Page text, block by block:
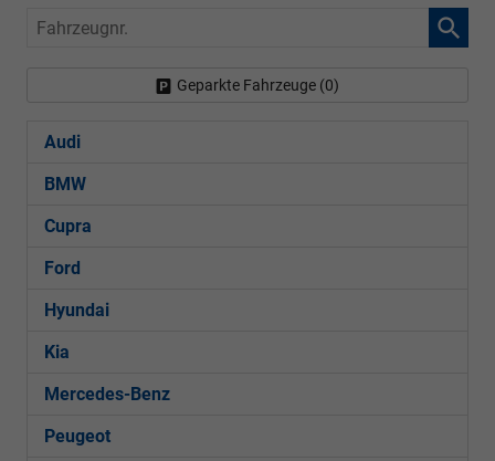
Fahrzeugnr.
Geparkte Fahrzeuge (0)
Audi
BMW
Cupra
Ford
Hyundai
Kia
Mercedes-Benz
Peugeot